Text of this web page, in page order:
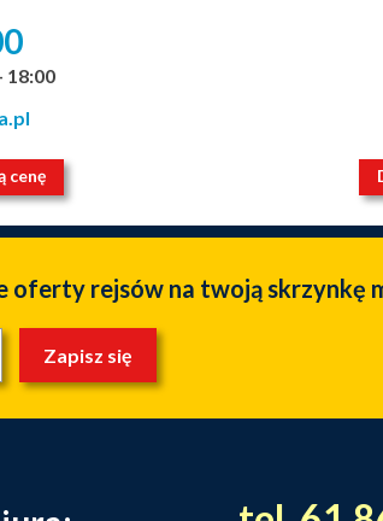
18:00
cenę
oferty rejsów na twoją skrzynkę
Zapisz się